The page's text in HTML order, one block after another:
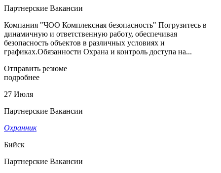
Партнерские Вакансии
Компания "ЧОО Комплексная безопасность" Погрузитесь в
динамичную и ответственную работу, обеспечивая
безопасность объектов в различных условиях и
графиках.Обязанности Охрана и контроль доступа на...
Отправить резюме
подробнее
27 Июля
Партнерские Вакансии
Охранник
Бийск
Партнерские Вакансии